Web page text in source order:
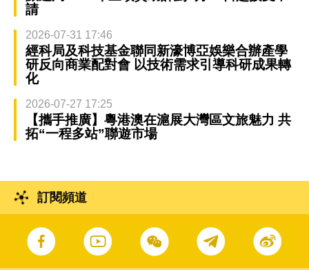
請
2026-07-31 17:46
經科局及科技基金聯同新濠博亞娛樂合辦產學
研反向商業配對會 以技術需求引導科研成果轉
化
2026-07-27 17:25
【攜手推廣】粵港澳在滬展大灣區文旅魅力 共
拓“一程多站”聯遊市場
訂閱頻道